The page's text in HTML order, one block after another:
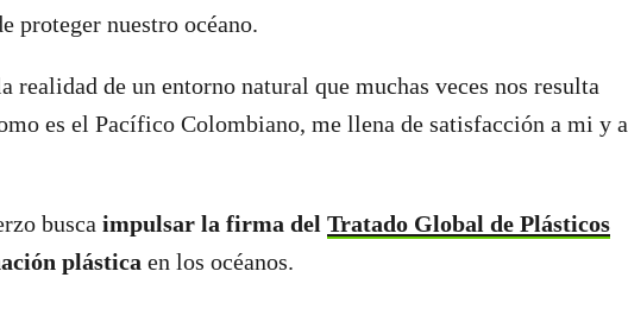
proteger nuestro océano.
realidad de un entorno natural que muchas veces nos resulta
es el Pacífico Colombiano, me llena de satisfacción a mi y a
busca impulsar la firma del Tratado Global de Plásticos
plástica en los océanos.